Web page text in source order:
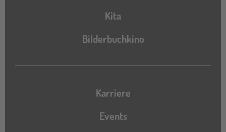
Kita
Bilderbuchkino
Karriere
Events